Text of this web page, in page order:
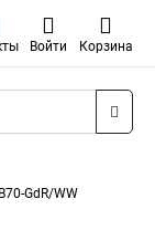
Войти Корзина
GdR/WW